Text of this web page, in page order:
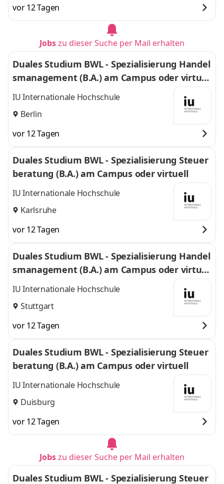
vor 12 Tagen
Jobszu dieser Suche per Mail erhalten
Duales Studium BWL - Spezialisierung Handel
smanagement (B.A.) am Campus oder virtuel
l
IU Internationale Hochschule
Berlin
vor 12 Tagen
Duales Studium BWL - Spezialisierung Steuer
beratung (B.A.) am Campus oder virtuell
IU Internationale Hochschule
Karlsruhe
vor 12 Tagen
Duales Studium BWL - Spezialisierung Handel
smanagement (B.A.) am Campus oder virtuel
l
IU Internationale Hochschule
Stuttgart
vor 12 Tagen
Duales Studium BWL - Spezialisierung Steuer
beratung (B.A.) am Campus oder virtuell
IU Internationale Hochschule
Duisburg
vor 12 Tagen
Jobszu dieser Suche per Mail erhalten
Duales Studium BWL - Spezialisierung Steuer